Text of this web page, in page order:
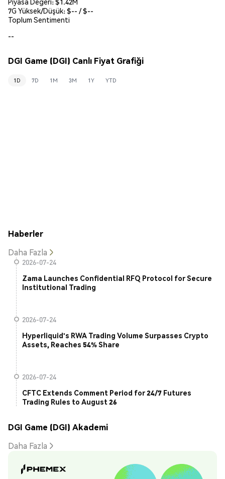
7G Yüksek/Düşük: $-- / $--
Toplum Sentimenti
--
DGI Game (DGI) Canlı Fiyat Grafiği
1D 7D 1M 3M 1Y YTD
Haberler
Daha Fazla
2026-07-24
Zama Launches Confidential RFQ Protocol for Secure
Institutional Trading
2026-07-24
Hyperliquid's RWA Trading Volume Surpasses Crypto
Assets, Reaches 54% Share
2026-07-24
CFTC Extends Comment Period for 24/7 Futures
Trading Rules to August 26
DGI Game (DGI) Akademi
Daha Fazla